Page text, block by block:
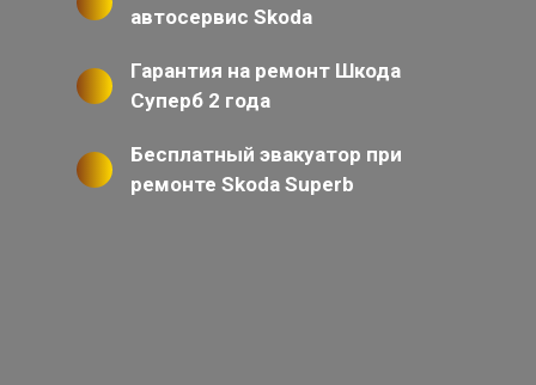
автосервис Skoda
Гарантия на ремонт Шкода
Суперб 2 года
Бесплатный эвакуатор при
ремонте Skoda Superb